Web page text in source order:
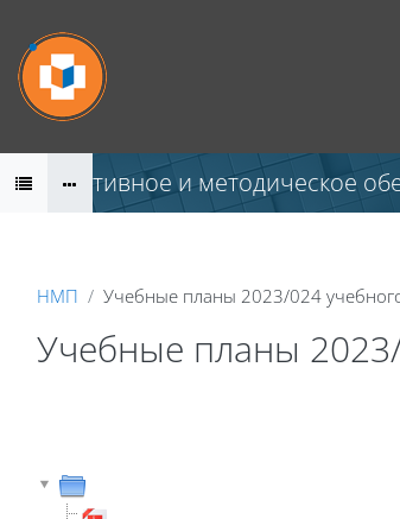
Нормативное и методическое
НМП Учебные планы 2023/024
Учебные планы